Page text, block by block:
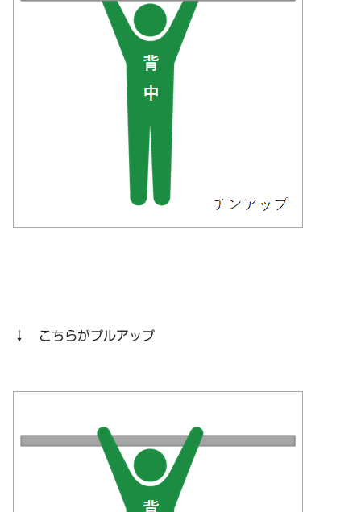
↓ こちらがプルアップ